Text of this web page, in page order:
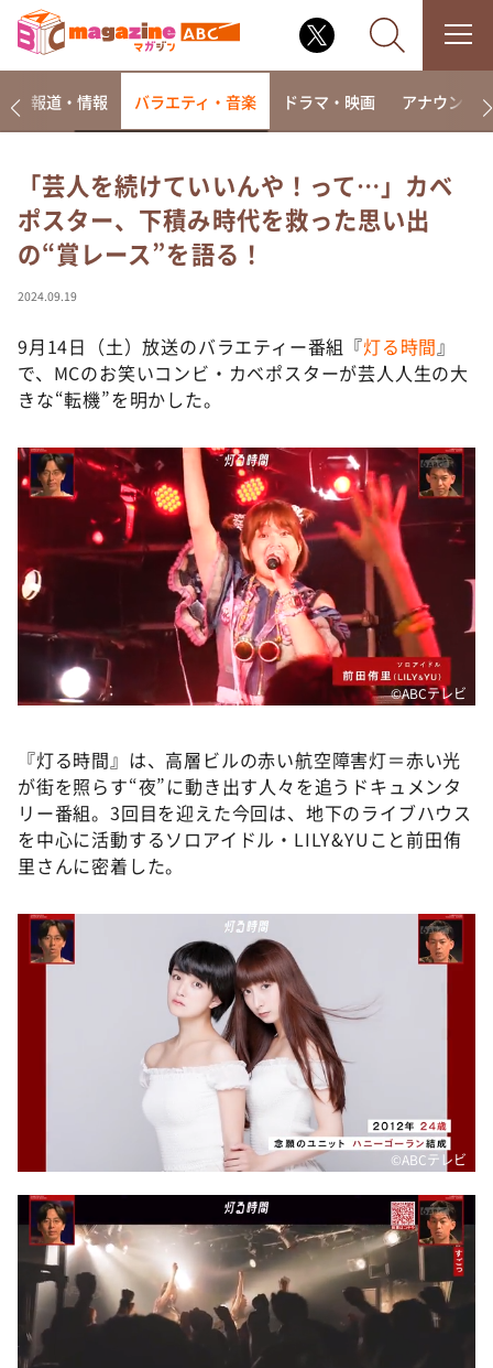
なるみ・岡村の過ぎるTV
相席食堂
これ余談なんですけど・・・
て真剣です
探偵！ナイトスクープ
news おかえり
河合＆A.B.C-Z塚田×福井アナ「なんでやねん！？」
（news おかえり）
DAIGOも台所 ～きょうの献立 何にする？～
本日はダイアンなり！シーズン２
朝だ！生です旅サラダ
教えて！ニュースライブ 正義のミカタ
ＬＩＦＥ～夢のカタチ～
新婚さんいらっしゃい！
ザキ山小屋本館
ぺこぱのまるスポ
アナ回覧板
報道・情報 バラエティ・音楽 ドラマ・映画 アナウンサー
「芸人を続けていいんや！って…」カベ
ポスター、下積み時代を救った思い出
の“賞レース”を語る！
2024.09.19
9月14日（土）放送のバラエティー番組『灯る時間 』
で、MCのお笑いコンビ・カベポスターが芸人人生の大
きな“転機”を明かした。
©️ABCテレビ
『灯る時間』は、高層ビルの赤い航空障害灯＝赤い光
が街を照らす“夜”に動き出す人々を追うドキュメンタ
リー番組。3回目を迎えた今回は、地下のライブハウス
を中心に活動するソロアイドル・LILY&YUこと前田侑
里さんに密着した。
©️ABCテレビ